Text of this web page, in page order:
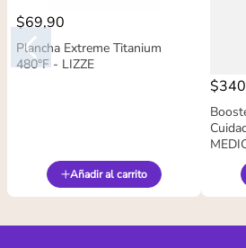
$69,90
Plancha Extreme Titanium
480°F - LIZZE
Añadir al carrito
$340